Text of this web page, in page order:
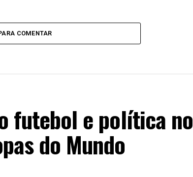
COMENTAR
futebol e política no
do Mundo